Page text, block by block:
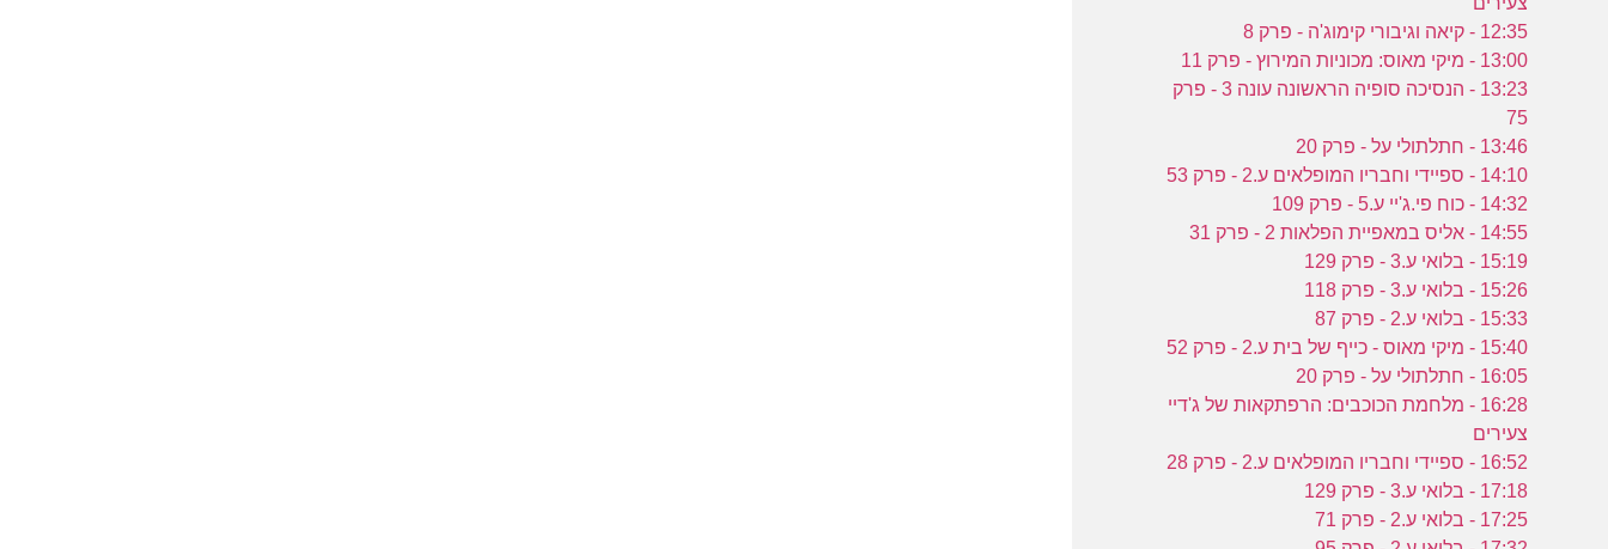
12:35 - קיאה וגיבורי קימוג'ה - פרק 8
13:00 - מיקי מאוס: מכוניות המירוץ - פרק 11
13:23 - הנסיכה סופיה הראשונה עונה 3 - פרק
75
13:46 - חתלתולי על - פרק 20
14:10 - ספיידי וחבריו המופלאים ע.2 - פרק 53
14:32 - כוח פי.ג'יי ע.5 - פרק 109
14:55 - אליס במאפיית הפלאות 2 - פרק 31
15:19 - בלואי ע.3 - פרק 129
15:26 - בלואי ע.3 - פרק 118
15:33 - בלואי ע.2 - פרק 87
15:40 - מיקי מאוס - כייף של בית ע.2 - פרק 52
16:05 - חתלתולי על - פרק 20
16:28 - מלחמת הכוכבים: הרפתקאות של ג'דיי
צעירים
16:52 - ספיידי וחבריו המופלאים ע.2 - פרק 28
17:18 - בלואי ע.3 - פרק 129
17:25 - בלואי ע.2 - פרק 71